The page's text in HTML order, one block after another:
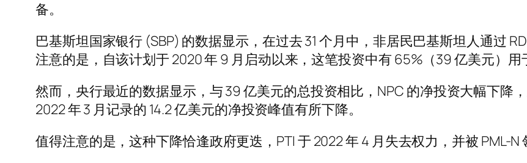
备。
巴基斯坦国家银行 (SBP) 的数据显示，在过去 31 个月中，非居民巴基斯坦人通过
注意的是，自该计划于 2020 年 9 月启动以来，这笔投资中有 65%（39 亿美元）用
然而，央行最近的数据显示，与 39 亿美元的总投资相比，NPC 的净投资大幅下降
2022 年 3 月记录的 14.2 亿美元的净投资峰值有所下降。
值得注意的是，这种下降恰逢政府更迭，PTI 于 2022 年 4 月失去权力，并被 PML-N